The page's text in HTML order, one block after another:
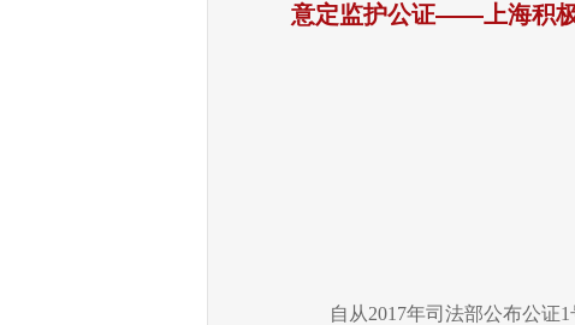
意定监护公证——上海积
自从2017年司法部公布公证1